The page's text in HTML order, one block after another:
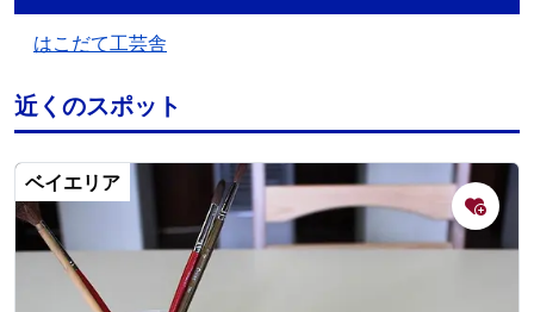
はこだて工芸舎
近くのスポット
ベイエリア